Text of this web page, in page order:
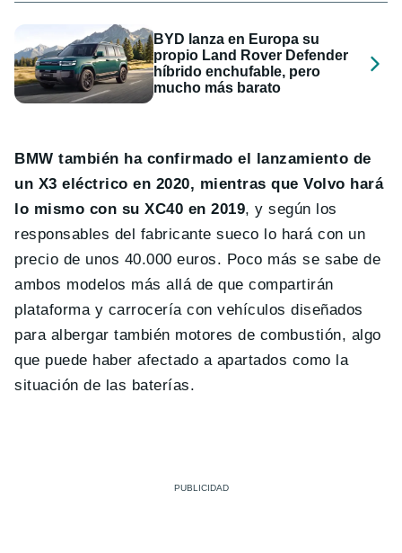
BYD lanza en Europa su
propio Land Rover Defender
híbrido enchufable, pero
mucho más barato
BMW también ha confirmado el lanzamiento de
un X3 eléctrico en 2020, mientras que Volvo hará
lo mismo con su XC40 en 2019, y según los
responsables del fabricante sueco lo hará con un
precio de unos 40.000 euros. Poco más se sabe de
ambos modelos más allá de que compartirán
plataforma y carrocería con vehículos diseñados
para albergar también motores de combustión, algo
que puede haber afectado a apartados como la
situación de las baterías.